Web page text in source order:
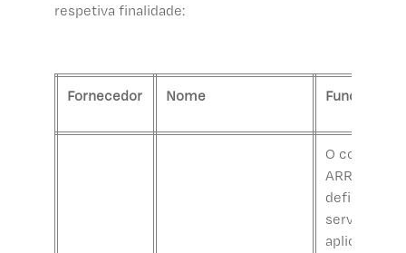
respetiva finalidade:
Fornecedor Nome
O cookie
ARRAffinity
definido
serviço de
aplicações